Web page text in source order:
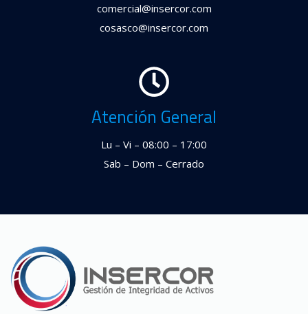
comercial@insercor.com
cosasco@insercor.com
Atención General
Lu – Vi – 08:00 – 17:00
Sab – Dom – Cerrado